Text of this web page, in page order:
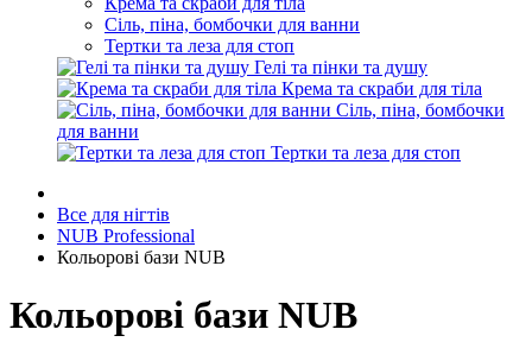
Сіль, піна, бомбочки для ванни
Тертки та леза для стоп
Гелі та пінки та душу
Крема та скраби для тіла
Сіль, піна, бомбочки
для ванни
Тертки та леза для стоп
Все для нігтів
NUB Professional
Кольорові бази NUB
Кольорові бази NUB